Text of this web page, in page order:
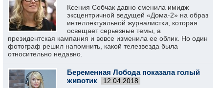
Ксения Собчак давно сменила имидж
эксцентричной ведущей «Дома-2» на образ
интеллектуальной журналистки, которая
освещает серьезные темы, а
президентская кампания и вовсе изменила ее облик. Но один
фотограф решил напомнить, какой телезвезда была
относительно недавно.
Беременная Лобода показала голый
животик
12.04.2018